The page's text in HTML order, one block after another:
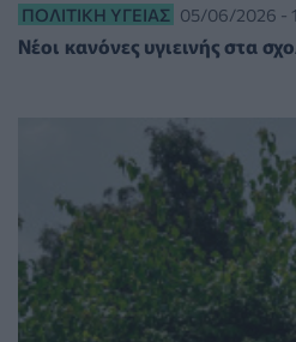
ΠΟΛΙΤΙΚΉ ΥΓΕΊΑΣ 05/06/2026 -
Νέοι κανόνες υγιεινής στα